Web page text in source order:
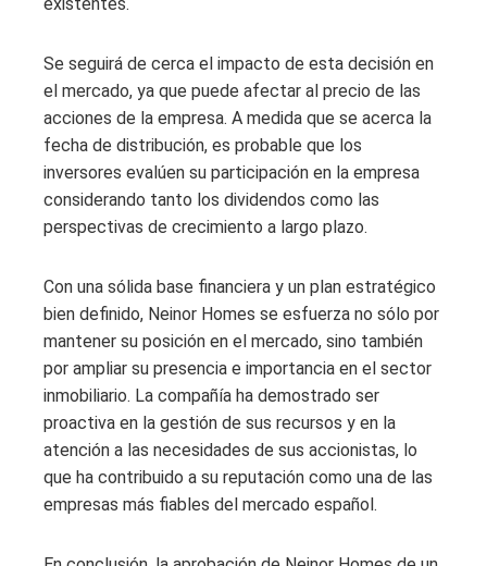
Se seguirá de cerca el impacto de esta decisión en
el mercado, ya que puede afectar al precio de las
acciones de la empresa. A medida que se acerca la
fecha de distribución, es probable que los
inversores evalúen su participación en la empresa
considerando tanto los dividendos como las
perspectivas de crecimiento a largo plazo.
Con una sólida base financiera y un plan estratégico
bien definido, Neinor Homes se esfuerza no sólo por
mantener su posición en el mercado, sino también
por ampliar su presencia e importancia en el sector
inmobiliario. La compañía ha demostrado ser
proactiva en la gestión de sus recursos y en la
atención a las necesidades de sus accionistas, lo
que ha contribuido a su reputación como una de las
empresas más fiables del mercado español.